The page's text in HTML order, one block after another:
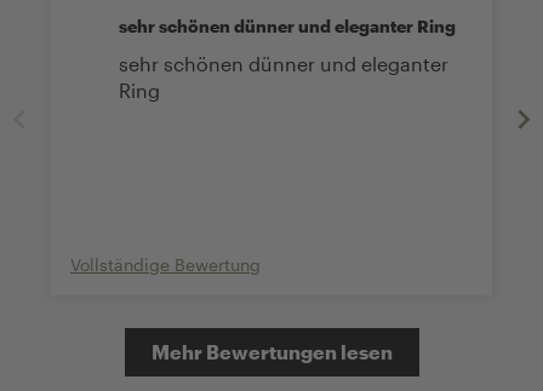
sehr schönen dünner und eleganter Ring
sehr schönen dünner und eleganter
Ring
Vollständige Bewertung
Mehr Bewertungen lesen